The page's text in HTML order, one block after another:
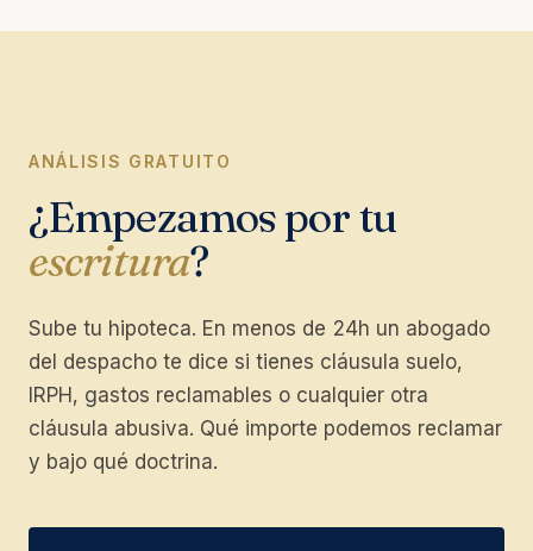
ANÁLISIS GRATUITO
¿Empezamos por tu
escritura?
Sube tu hipoteca. En menos de 24h un abogado
del despacho te dice si tienes cláusula suelo,
IRPH, gastos reclamables o cualquier otra
cláusula abusiva. Qué importe podemos reclamar
y bajo qué doctrina.